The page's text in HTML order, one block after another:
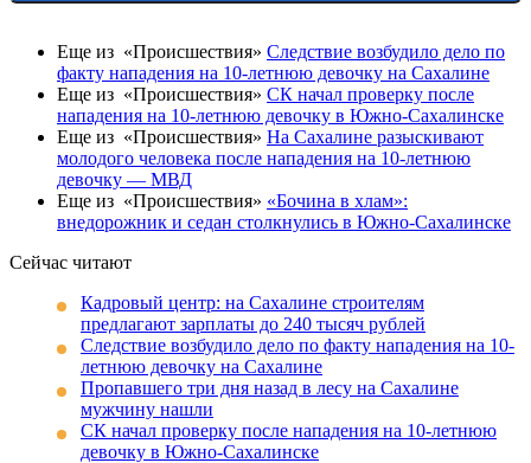
Еще из «Происшествия» Следствие возбудило дело по
факту нападения на 10-летнюю девочку на Сахалине
Еще из «Происшествия» СК начал проверку после
нападения на 10-летнюю девочку в Южно-Сахалинске
Еще из «Происшествия» На Сахалине разыскивают
молодого человека после нападения на 10-летнюю
девочку — МВД
Еще из «Происшествия» «Бочина в хлам»:
внедорожник и седан столкнулись в Южно-Сахалинске
Сейчас читают
Кадровый центр: на Сахалине строителям
предлагают зарплаты до 240 тысяч рублей
Следствие возбудило дело по факту нападения на 10-
летнюю девочку на Сахалине
Пропавшего три дня назад в лесу на Сахалине
мужчину нашли
СК начал проверку после нападения на 10-летнюю
девочку в Южно-Сахалинске